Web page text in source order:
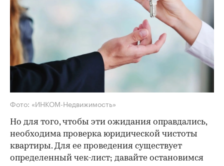
Фото: «ИНКОМ-Недвижимость»
Но для того, чтобы эти ожидания оправдались,
необходима проверка юридической чистоты
квартиры. Для ее проведения существует
определенный чек-лист; давайте остановимся